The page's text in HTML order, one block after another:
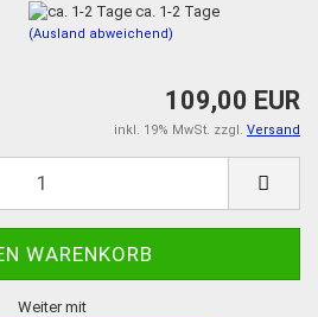
ca. 1-2 Tage
(Ausland abweichend)
109,00 EUR
inkl. 19% MwSt. zzgl. Versand
Weiter mit